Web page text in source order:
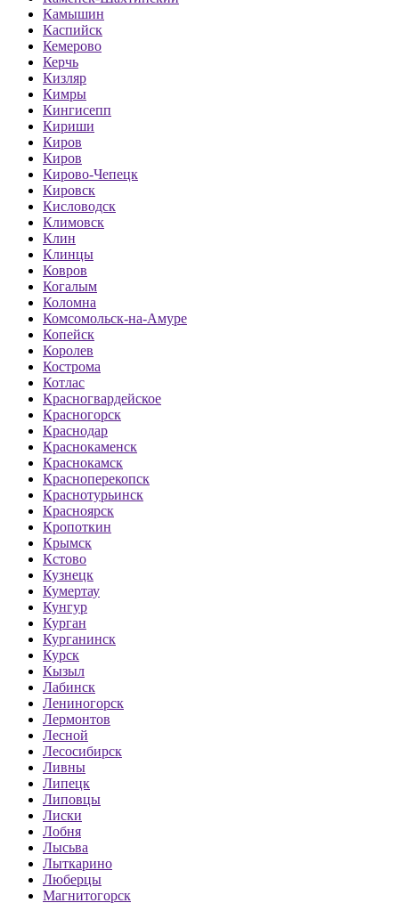
Камышин
Каспийск
Кемерово
Керчь
Кизляр
Кимры
Кингисепп
Кириши
Киров
Киров
Кирово-Чепецк
Кировск
Кисловодск
Климовск
Клин
Клинцы
Ковров
Когалым
Коломна
Комсомольск-на-Амуре
Копейск
Королев
Кострома
Котлас
Красногвардейское
Красногорск
Краснодар
Краснокаменск
Краснокамск
Красноперекопск
Краснотурьинск
Красноярск
Кропоткин
Крымск
Кстово
Кузнецк
Кумертау
Кунгур
Курган
Курганинск
Курск
Кызыл
Лабинск
Лениногорск
Лермонтов
Лесной
Лесосибирск
Ливны
Липецк
Липовцы
Лиски
Лобня
Лысьва
Лыткарино
Люберцы
Магнитогорск